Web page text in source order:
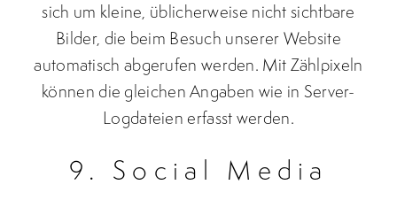
sich um kleine, üblicherweise nicht sichtbare
Bilder, die beim Besuch unserer Website
automatisch abgerufen werden. Mit Zählpixeln
können die gleichen Angaben wie in Server-
Logdateien erfasst werden.
9. Social Media